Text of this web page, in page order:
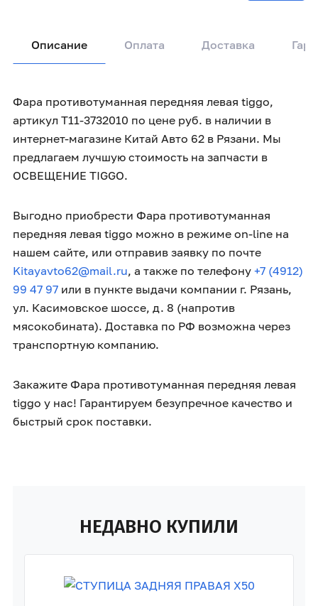
Описание Оплата Доставка
Фара противотуманная передняя левая tiggo,
артикул T11-3732010 по цене руб. в наличии в
интернет-магазине Китай Авто 62 в Рязани. Мы
предлагаем лучшую стоимость на запчасти в
ОСВЕЩЕНИЕ TIGGO.
Выгодно приобрести Фара противотуманная
передняя левая tiggo можно в режиме on-line на
нашем сайте, или отправив заявку по почте
Kitayavto62@mail.ru, а также по телефону +7 (4912)
99 47 97 или в пункте выдачи компании г. Рязань,
ул. Касимовское шоссе, д. 8 (напротив
мясокобината). Доставка по РФ возможна через
транспортную компанию.
Закажите Фара противотуманная передняя левая
tiggo у нас! Гарантируем безупречное качество и
быстрый срок поставки.
НЕДАВНО КУПИЛИ